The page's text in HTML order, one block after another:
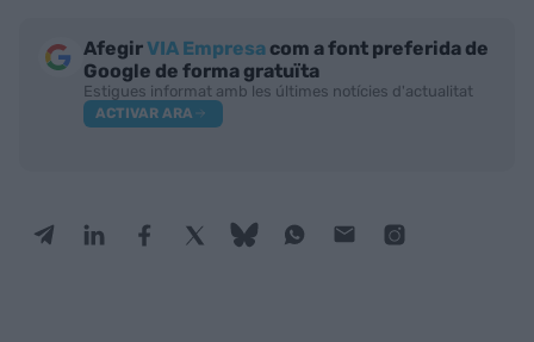
AfegirVIA Empresa com a font preferida de
Google de forma gratuïta
Estigues informat amb les últimes notícies d'actualitat
ACTIVAR ARA